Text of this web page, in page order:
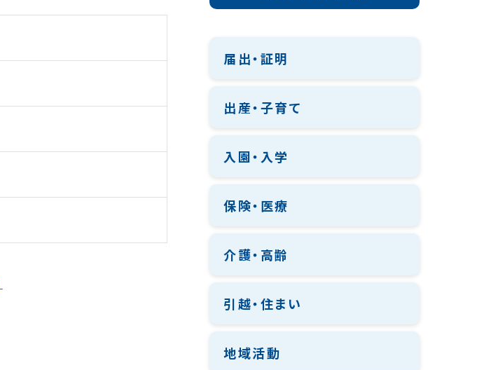
届出・証明
出産・子育て
入園・入学
保険・医療
介護・高齢
引越・住まい
地域活動